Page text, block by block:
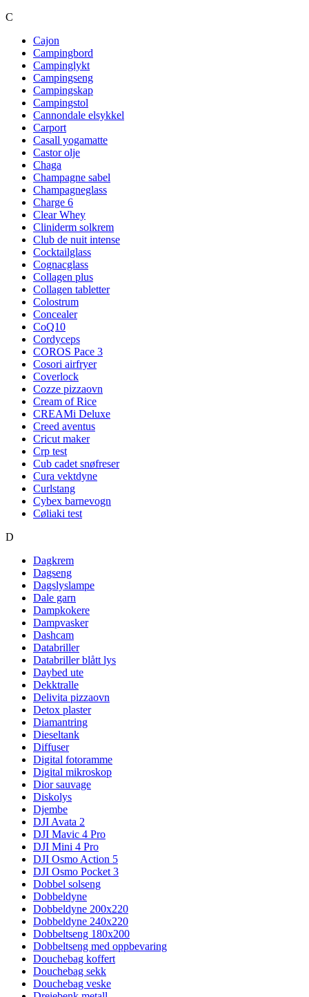
C
Cajon
Campingbord
Campinglykt
Campingseng
Campingskap
Campingstol
Cannondale elsykkel
Carport
Casall yogamatte
Castor olje
Chaga
Champagne sabel
Champagneglass
Charge 6
Clear Whey
Cliniderm solkrem
Club de nuit intense
Cocktailglass
Cognacglass
Collagen plus
Collagen tabletter
Colostrum
Concealer
CoQ10
Cordyceps
COROS Pace 3
Cosori airfryer
Coverlock
Cozze pizzaovn
Cream of Rice
CREAMi Deluxe
Creed aventus
Cricut maker
Crp test
Cub cadet snøfreser
Cura vektdyne
Curlstang
Cybex barnevogn
Cøliaki test
D
Dagkrem
Dagseng
Dagslyslampe
Dale garn
Dampkokere
Dampvasker
Dashcam
Databriller
Databriller blått lys
Daybed ute
Dekktralle
Delivita pizzaovn
Detox plaster
Diamantring
Dieseltank
Diffuser
Digital fotoramme
Digital mikroskop
Dior sauvage
Diskolys
Djembe
DJI Avata 2
DJI Mavic 4 Pro
DJI Mini 4 Pro
DJI Osmo Action 5
DJI Osmo Pocket 3
Dobbel solseng
Dobbeldyne
Dobbeldyne 200x220
Dobbeldyne 240x220
Dobbeltseng 180x200
Dobbeltseng med oppbevaring
Douchebag koffert
Douchebag sekk
Douchebag veske